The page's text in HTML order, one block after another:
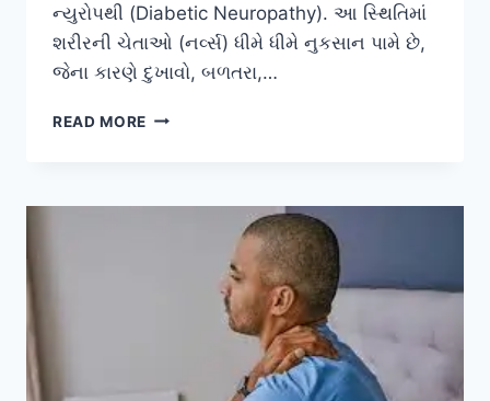
ન્યુરોપથી (Diabetic Neuropathy). આ સ્થિતિમાં
શરીરની ચેતાઓ (નર્વ્સ) ધીમે ધીમે નુકસાન પામે છે,
જેના કારણે દુખાવો, બળતરા,…
READ MORE ડાયાબિટીક
નહીં,